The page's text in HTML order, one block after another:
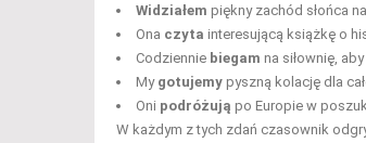
Widziałem piękny zachód słońca
Ona czyta interesującą książkę o
Codziennie biegam na siłownię,
My gotujemy pyszną kolację dla
Oni podróżują po Europie w
W każdym z tych zdań czasownik